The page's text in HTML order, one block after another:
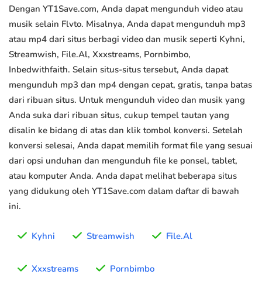
Dengan YT1Save.com, Anda dapat mengunduh video atau
musik selain Flvto. Misalnya, Anda dapat mengunduh mp3
atau mp4 dari situs berbagi video dan musik seperti Kyhni,
Streamwish, File.Al, Xxxstreams, Pornbimbo,
Inbedwithfaith. Selain situs-situs tersebut, Anda dapat
mengunduh mp3 dan mp4 dengan cepat, gratis, tanpa batas
dari ribuan situs. Untuk mengunduh video dan musik yang
Anda suka dari ribuan situs, cukup tempel tautan yang
disalin ke bidang di atas dan klik tombol konversi. Setelah
konversi selesai, Anda dapat memilih format file yang sesuai
dari opsi unduhan dan mengunduh file ke ponsel, tablet,
atau komputer Anda. Anda dapat melihat beberapa situs
yang didukung oleh YT1Save.com dalam daftar di bawah
ini.
Kyhni Streamwish File.Al
Xxxstreams Pornbimbo